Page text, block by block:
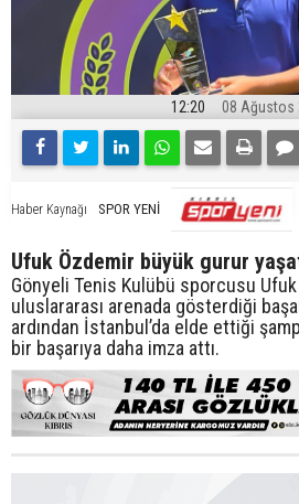
12:20 08 Ağustos
Haber Kaynağı SPOR YENİ
Ufuk Özdemir büyük gurur
Gönyeli Tenis Kulübü sporcusu
uluslararası arenada gösterdiği
ardından İstanbul’da elde ettiği
bir başarıya daha imza attı.